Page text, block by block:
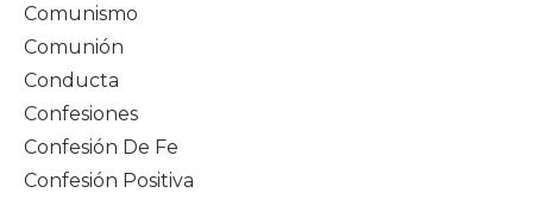
Comunismo
Comunión
Conducta
Confesiones
Confesión De Fe
Confesión Positiva